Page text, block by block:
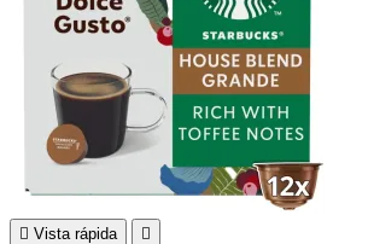
 Vista rápida 